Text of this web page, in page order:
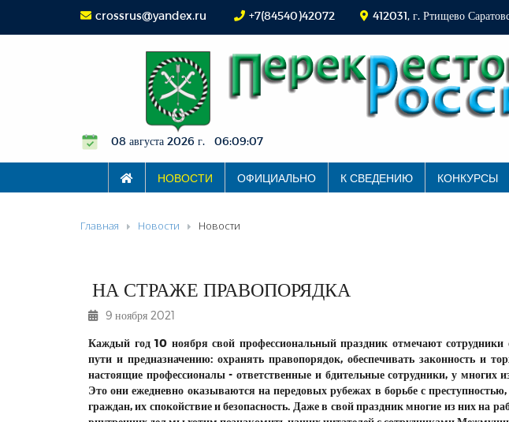
crossrus@yandex.ru +7(84540)42072 412031, г. Ртищево
08 августа 2026 г. 06:09:08
НОВОСТИ ОФИЦИАЛЬНО К СВЕДЕНИЮ КОНКУРСЫ
Главная Новости Новости
НА СТРАЖЕ ПРАВОПОРЯДКА
9 ноября 2021
Каждый год 10 ноября свой профессиональный праздник отмечают сотрудники
пути и предназначению: охранять правопорядок, обеспечивать законность и
настоящие профессионалы - ответственные и бдительные сотрудники, у
Это они ежедневно оказываются на передовых рубежах в борьбе с
граждан, их спокойствие и безопасность. Даже в свой праздник многие из них на